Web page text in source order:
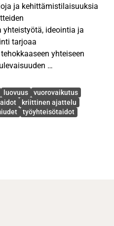
ja kehittämistilaisuuksia
ideointia ja
tarjoaa
yhteiseen
taitojen kehittäminen on
tärkeänä keinona,
luovuus
vuorovaikutus
kriittinen ajattelu
työyhteisötaidot